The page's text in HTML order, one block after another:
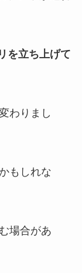
を立ち上げて
わりまし
もしれな
場合があ